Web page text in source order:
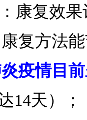
：康复效
康复方法
疫情目
14天）；